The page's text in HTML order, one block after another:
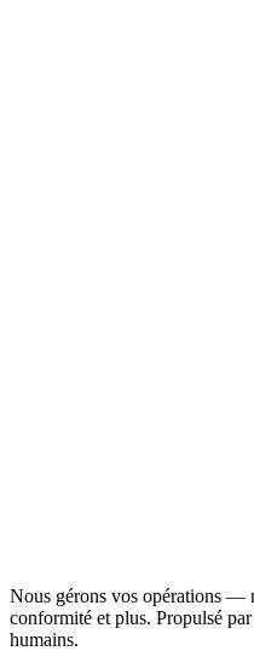
Nous gérons vos opérations —
conformité et plus. Propulsé
humains.